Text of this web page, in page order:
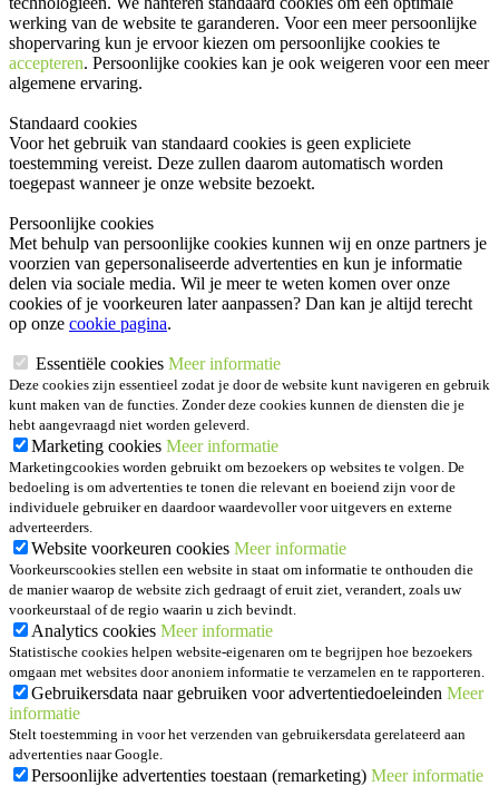
werking van de website te garanderen. Voor een meer persoonlijke
shopervaring kun je ervoor kiezen om persoonlijke cookies te
accepteren. Persoonlijke cookies kan je ook weigeren voor een meer
algemene ervaring.
Standaard cookies
Voor het gebruik van standaard cookies is geen expliciete
toestemming vereist. Deze zullen daarom automatisch worden
toegepast wanneer je onze website bezoekt.
Persoonlijke cookies
Met behulp van persoonlijke cookies kunnen wij en onze partners je
voorzien van gepersonaliseerde advertenties en kun je informatie
delen via sociale media. Wil je meer te weten komen over onze
cookies of je voorkeuren later aanpassen? Dan kan je altijd terecht
op onze cookie pagina.
Essentiële cookies Meer informatie
Deze cookies zijn essentieel zodat je door de website kunt navigeren en gebruik
kunt maken van de functies. Zonder deze cookies kunnen de diensten die je
hebt aangevraagd niet worden geleverd.
Marketing cookies Meer informatie
Marketingcookies worden gebruikt om bezoekers op websites te volgen. De
bedoeling is om advertenties te tonen die relevant en boeiend zijn voor de
individuele gebruiker en daardoor waardevoller voor uitgevers en externe
adverteerders.
Website voorkeuren cookies Meer informatie
Voorkeurscookies stellen een website in staat om informatie te onthouden die
de manier waarop de website zich gedraagt of eruit ziet, verandert, zoals uw
voorkeurstaal of de regio waarin u zich bevindt.
Analytics cookies Meer informatie
Statistische cookies helpen website-eigenaren om te begrijpen hoe bezoekers
omgaan met websites door anoniem informatie te verzamelen en te rapporteren.
Gebruikersdata naar gebruiken voor advertentiedoeleinden Meer
informatie
Stelt toestemming in voor het verzenden van gebruikersdata gerelateerd aan
advertenties naar Google.
Persoonlijke advertenties toestaan (remarketing) Meer informatie